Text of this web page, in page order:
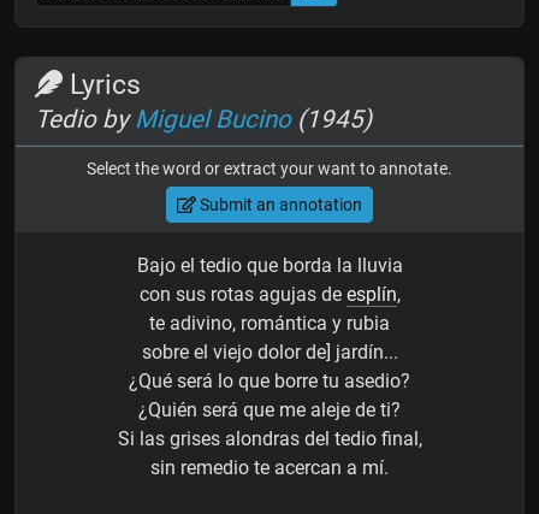
Lyrics
Tedio byMiguel Bucino(1945)
Select the word or extract your want to annotate.
Submit an annotation
Bajo el tedio que borda la lluvia
con sus rotas agujas de esplín,
te adivino, romántica y rubia
sobre el viejo dolor de] jardín...
¿Qué será lo que borre tu asedio?
¿Quién será que me aleje de ti?
Si las grises alondras del tedio final,
sin remedio te acercan a mí.